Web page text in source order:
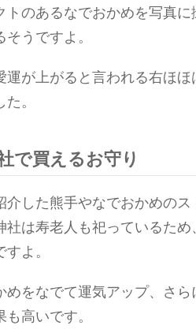
トのあるなでおかめを写真
そうですよ。
運が上がると言われる右ほ
。
で買えるお守り
介した熊手やなでおかめのス
社は寿老人も祀っているた
すよ。
めをなでて運気アップ、さ
も高いです。